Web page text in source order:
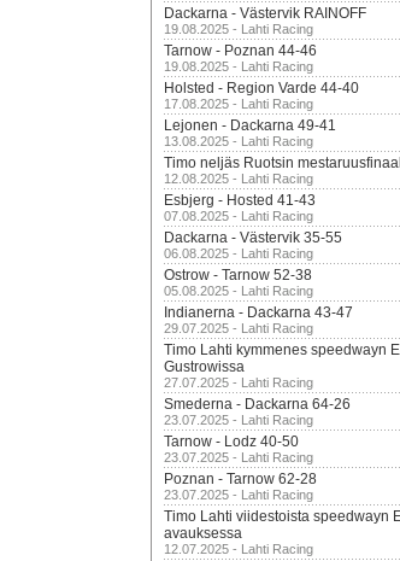
Dackarna - Västervik RAINOFF
19.08.2025 - Lahti Racing
Tarnow - Poznan 44-46
19.08.2025 - Lahti Racing
Holsted - Region Varde 44-40
17.08.2025 - Lahti Racing
Lejonen - Dackarna 49-41
13.08.2025 - Lahti Racing
Timo neljäs Ruotsin
12.08.2025 - Lahti Racing
Esbjerg - Hosted 41-43
07.08.2025 - Lahti Racing
Dackarna - Västervik 35-55
06.08.2025 - Lahti Racing
Ostrow - Tarnow 52-38
05.08.2025 - Lahti Racing
Indianerna - Dackarna 43-47
29.07.2025 - Lahti Racing
Timo Lahti kymmenes speedwayn
Gustrowissa
27.07.2025 - Lahti Racing
Smederna - Dackarna 64-26
23.07.2025 - Lahti Racing
Tarnow - Lodz 40-50
23.07.2025 - Lahti Racing
Poznan - Tarnow 62-28
23.07.2025 - Lahti Racing
Timo Lahti viidestoista speedwayn
avauksessa
12.07.2025 - Lahti Racing